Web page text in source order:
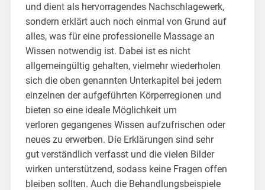
und dient als hervorragendes Nachschlagewerk,
sondern erklärt auch noch einmal von Grund auf
alles, was für eine professionelle Massage an
Wissen notwendig ist. Dabei ist es nicht
allgemeingültig gehalten, vielmehr wiederholen
sich die oben genannten Unterkapitel bei jedem
einzelnen der aufgeführten Körperregionen und
bieten so eine ideale Möglichkeit um
verloren gegangenes Wissen aufzufrischen oder
neues zu erwerben. Die Erklärungen sind sehr
gut verständlich verfasst und die vielen Bilder
wirken unterstützend, sodass keine Fragen offen
bleiben sollten. Auch die Behandlungsbeispiele